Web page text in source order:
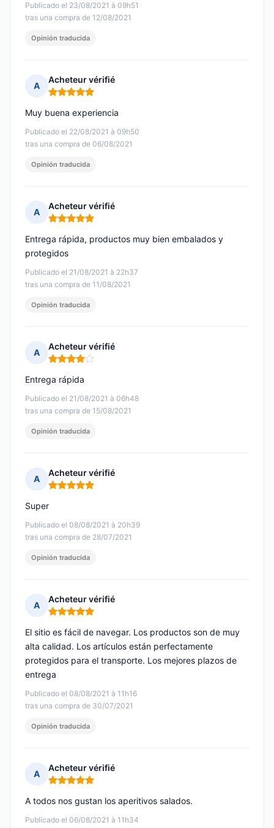
Publicado el 23/08/2021 à 09h51
tras una compra de 12/08/2021
Opinión traducida
A
Acheteur vérifié
Nota: 5 de 5
Publicado el 22/08/2021 à 09h50
tras una compra de 06/08/2021
Muy buena experiencia
Opinión traducida
A
Acheteur vérifié
Nota: 5 de 5
Publicado el 21/08/2021 à 22h37
tras una compra de 11/08/2021
Entrega rápida, productos muy bien embalados y
protegidos
Opinión traducida
A
Acheteur vérifié
Nota: 4 de 5
Publicado el 21/08/2021 à 06h48
tras una compra de 15/08/2021
Entrega rápida
Opinión traducida
A
Acheteur vérifié
Nota: 5 de 5
Publicado el 08/08/2021 à 20h39
tras una compra de 28/07/2021
Super
Opinión traducida
A
Acheteur vérifié
Nota: 5 de 5
Publicado el 08/08/2021 à 11h16
tras una compra de 30/07/2021
El sitio es fácil de navegar. Los productos son de muy
alta calidad. Los artículos están perfectamente
protegidos para el transporte. Los mejores plazos de
entrega
Opinión traducida
A
Acheteur vérifié
Nota: 5 de 5
Publicado el 06/08/2021 à 11h34
A todos nos gustan los aperitivos salados.